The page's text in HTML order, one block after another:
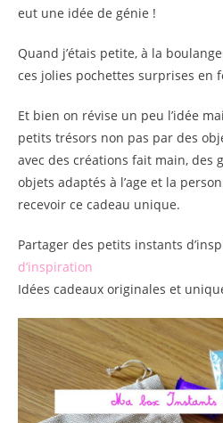
eut une idée de génie !
Quand j’étais petite, à la
ces jolies pochettes surprises en
Et bien on révise un peu l’idée
petits trésors non pas par des
avec des créations fait main, des
objets adaptés à l’age et la
recevoir ce cadeau unique.
Partager des petits instants
d’inspiration
Idées cadeaux originales et